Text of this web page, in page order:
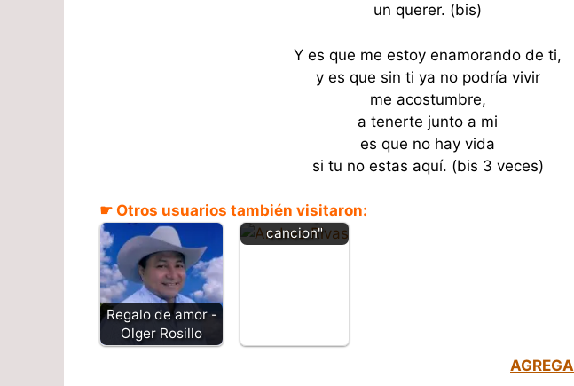
un querer. (bis)
Y es que me estoy enamorando de ti,
y es que sin ti ya no podría vivir
me acostumbre,
a tenerte junto a mi
es que no hay vida
si tu no estas aquí. (bis 3 veces)
☛ Otros usuarios también visitaron:
Regalo de amor -
Olger Rosillo
Tu eterno
enamorado -
"Letra y
cancion"